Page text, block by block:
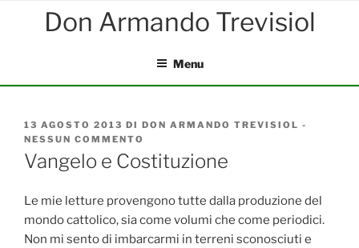
Menu
PUBBLICATO
IL
13 AGOSTO 2013 DI DON ARMANDO TREVISIOL -
NESSUN COMMENTO
VANGELO
E
Vangelo e Costituzione
Le mie letture provengono tutte dalla produzione del
mondo cattolico, sia come volumi che come periodici.
Non mi sento di imbarcarmi in terreni sconosciuti e